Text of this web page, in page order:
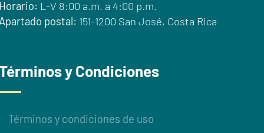
L-V 8:00 a.m. a 4:00 p.m.
postal: 151-1200 San José, Costa Rica
y Condiciones
Términos y condiciones de uso